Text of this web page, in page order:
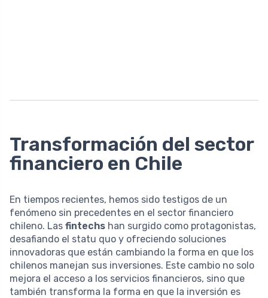
Transformación del sector
financiero en Chile
En tiempos recientes, hemos sido testigos de un
fenómeno sin precedentes en el sector financiero
chileno. Las fintechs han surgido como protagonistas,
desafiando el statu quo y ofreciendo soluciones
innovadoras que están cambiando la forma en que los
chilenos manejan sus inversiones. Este cambio no solo
mejora el acceso a los servicios financieros, sino que
también transforma la forma en que la inversión es